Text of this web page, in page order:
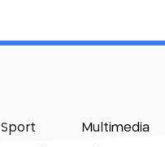
Sport Multimedia